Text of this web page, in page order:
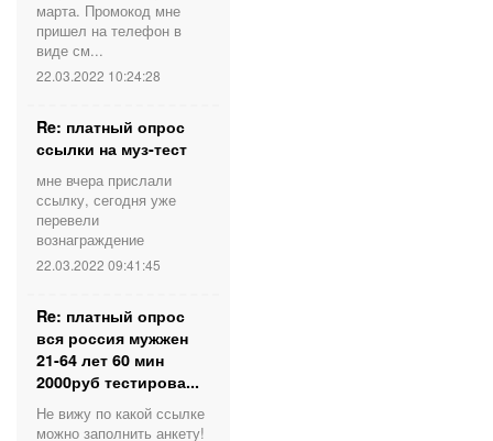
марта. Промокод мне
пришел на телефон в
виде см...
22.03.2022 10:24:28
Re: платный опрос
ссылки на муз-тест
мне вчера прислали
ссылку, сегодня уже
перевели
вознаграждение
22.03.2022 09:41:45
Re: платный опрос
вся россия мужжен
21-64 лет 60 мин
2000руб тестирова...
Не вижу по какой ссылке
можно заполнить анкету!